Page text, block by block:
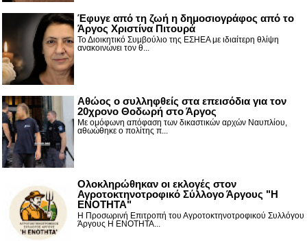
Έφυγε από τη ζωή η δημοσιογράφος από το
Άργος Χριστίνα Πιτουρά
Το Διοικητικό Συμβούλιο της ΕΣΗΕΑ με ιδιαίτερη θλίψη
ανακοινώνει τον θ...
Αθώος ο συλληφθείς στα επεισόδια για τον
20χρονο Θοδωρή στο Άργος
Με ομόφωνη απόφαση των δικαστικών αρχών Ναυπλίου,
αθωώθηκε ο πολίτης π...
Ολοκληρώθηκαν οι εκλογές στον
Αγροτοκτηνοτροφικό Σύλλογο Άργους "Η
ΕΝΟΤΗΤΑ"
Η Προσωρινή Επιτροπή του Αγροτοκτηνοτροφικού Συλλόγου
Άργους Η ΕΝΟΤΗΤΑ...